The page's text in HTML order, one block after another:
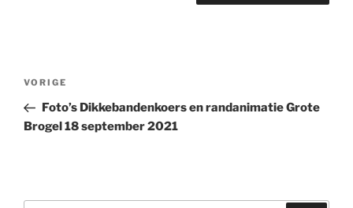
Bericht
Vorig
bericht
VORIGE
Foto’s Dikkebandenkoers en randanimatie Grote
Brogel 18 september 2021